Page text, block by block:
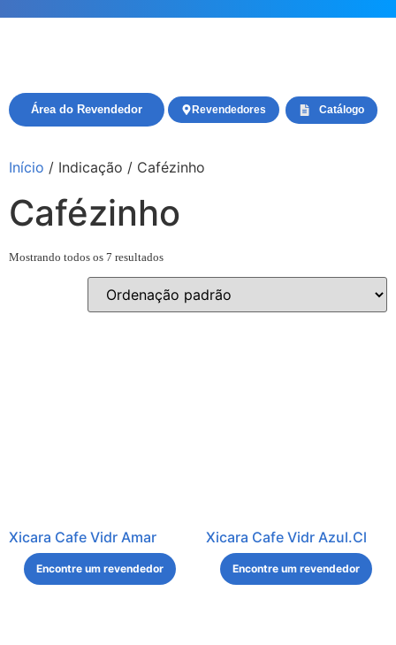
Catálogo
Revendedores
Área do Revendedor
Início / Indicação / Cafézinho
Cafézinho
Mostrando todos os 7 resultados
Xicara Cafe Vidr Amar
Encontre um revendedor
Xicara Cafe Vidr Azul.Cl
Encontre um revendedor